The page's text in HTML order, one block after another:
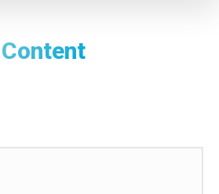
Content